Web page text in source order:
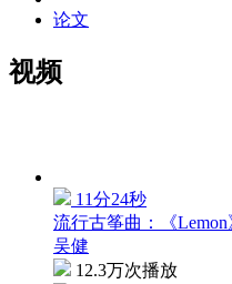
论文
视频
11分24秒
流行古筝曲：《Lemon
吴健
12.3万次播放